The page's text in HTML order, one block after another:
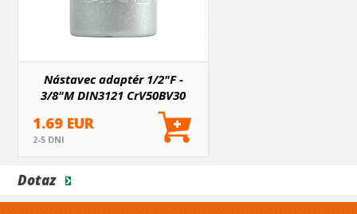
Nástavec adaptér 1/2"F -
3/8"M DIN3121 CrV50BV30
1.69 EUR
2-5 DNI
Dotaz